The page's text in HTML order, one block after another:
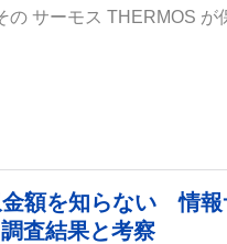
の サーモス THERMOS が
金額を知らない 情報
査結果と考察